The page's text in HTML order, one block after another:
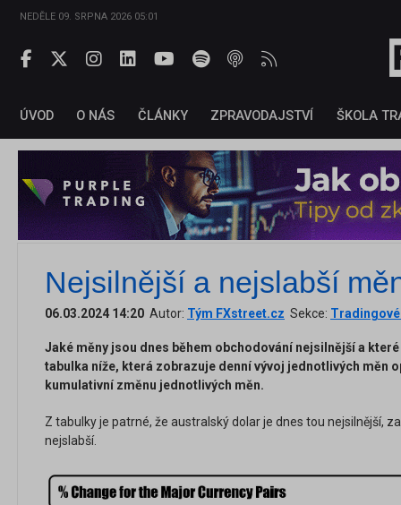
NEDĚLE 09. SRPNA 2026 05:01
ÚVOD O NÁS ČLÁNKY ZPRAVODAJSTVÍ ŠKOLA
Nejsilnější a nejslabší
06.03.2024 14:20 Autor: Tým FXstreet.cz Sekce: Tradingové
Jaké měny jsou dnes během obchodování nejsilnější a
tabulka níže, která zobrazuje denní vývoj jednotlivých měn
kumulativní změnu jednotlivých měn.
Z tabulky je patrné, že australský dolar je dnes tou nejsilnější,
nejslabší.